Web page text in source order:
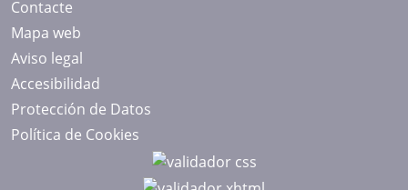
Contacte
Mapa web
Aviso legal
Accesibilidad
Protección de Datos
Política de Cookies